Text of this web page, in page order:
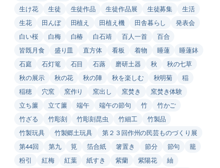
生け花
生徒 生徒作品 生徒作品展 生徒募集
生活
生花
田んぼ 田植え 田植え機 田舎暮らし
発表会
白い桜
白梅 白椿 白石靖 百人一首
百合
皆既月食
盛り皿 直方体 看板 着物 睡蓮
睡蓮鉢
石庭
石灯篭 石目 石蕗 磨研土器 秋
秋の七草
秋の展示
秋の花 秋の陣 秋を楽しむ 秋明菊
稲
稲穂
穴窯 窯作り 窯出し 窯焚き
窯焚き体験
立ち簾
立て簾 端午 端午の節句 竹
竹かご
竹ざる
竹彫刻 竹彫刻昆虫 竹細工
竹製品
竹製玩具
竹製郷土玩具
第２３回作州の民芸ものづくり展
第44回
第九 筧 箔合紙 箸置き 節分 節句
籠
粉引
紅梅 紅葉 紙すき 紫蘭 紫陽花
紬